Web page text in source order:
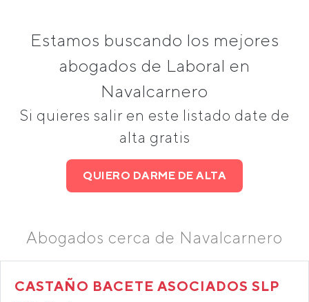
Estamos buscando los mejores
abogados de Laboral en
Navalcarnero
Si quieres salir en este listado date de
alta gratis
QUIERO DARME DE ALTA
Abogados cerca de Navalcarnero
CASTAÑO BACETE ASOCIADOS SLP